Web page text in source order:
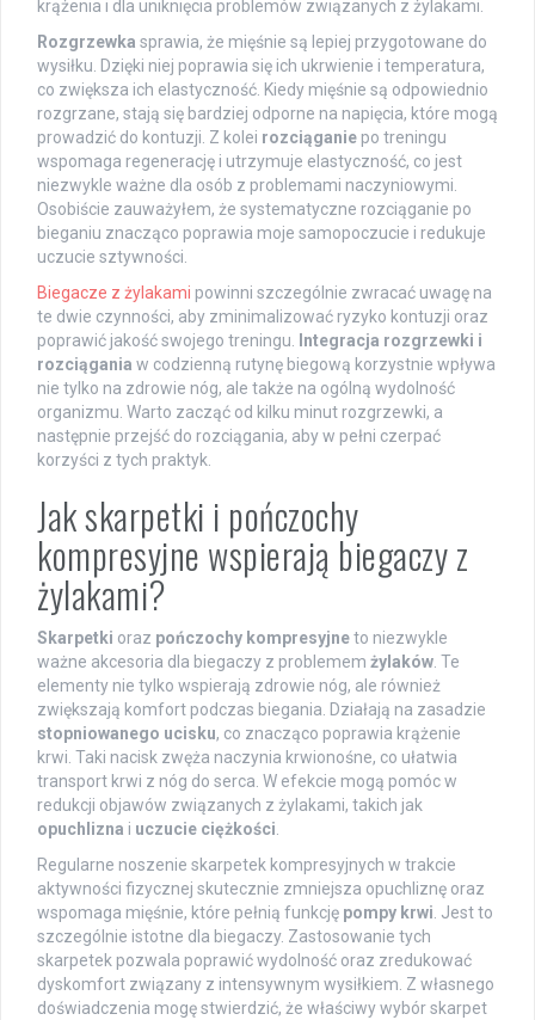
krążenia i dla uniknięcia problemów związanych z żylakami.
Rozgrzewka sprawia, że mięśnie są lepiej przygotowane do
wysiłku. Dzięki niej poprawia się ich ukrwienie i temperatura,
co zwiększa ich elastyczność. Kiedy mięśnie są odpowiednio
rozgrzane, stają się bardziej odporne na napięcia, które mogą
prowadzić do kontuzji. Z kolei rozciąganie po treningu
wspomaga regenerację i utrzymuje elastyczność, co jest
niezwykle ważne dla osób z problemami naczyniowymi.
Osobiście zauważyłem, że systematyczne rozciąganie po
bieganiu znacząco poprawia moje samopoczucie i redukuje
uczucie sztywności.
Biegacze z żylakami powinni szczególnie zwracać uwagę na
te dwie czynności, aby zminimalizować ryzyko kontuzji oraz
poprawić jakość swojego treningu. Integracja rozgrzewki i
rozciągania w codzienną rutynę biegową korzystnie wpływa
nie tylko na zdrowie nóg, ale także na ogólną wydolność
organizmu. Warto zacząć od kilku minut rozgrzewki, a
następnie przejść do rozciągania, aby w pełni czerpać
korzyści z tych praktyk.
Jak skarpetki i pończochy
kompresyjne wspierają biegaczy z
żylakami?
Skarpetki oraz pończochy kompresyjneto niezwykle
ważne akcesoria dla biegaczy z problemem żylaków . Te
elementy nie tylko wspierają zdrowie nóg, ale również
zwiększają komfort podczas biegania. Działają na zasadzie
stopniowanego ucisku, co znacząco poprawia krążenie
krwi. Taki nacisk zwęża naczynia krwionośne, co ułatwia
transport krwi z nóg do serca. W efekcie mogą pomóc w
redukcji objawów związanych z żylakami, takich jak
opuchlizna i uczucie ciężkości
Regularne noszenie skarpetek kompresyjnych w trakcie
aktywności fizycznej skutecznie zmniejsza opuchliznę oraz
wspomaga mięśnie, które pełnią funkcję pompy krwi . Jest to
szczególnie istotne dla biegaczy. Zastosowanie tych
skarpetek pozwala poprawić wydolność oraz zredukować
dyskomfort związany z intensywnym wysiłkiem. Z własnego
doświadczenia mogę stwierdzić, że właściwy wybór skarpet